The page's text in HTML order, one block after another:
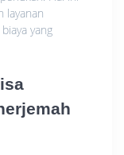
layanan
yang